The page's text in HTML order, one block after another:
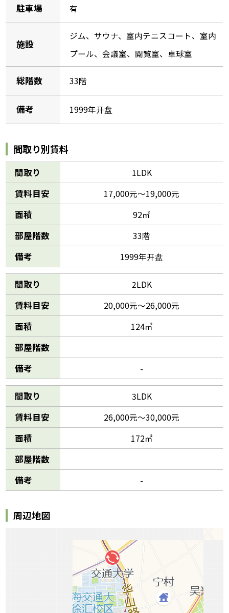
駐車場 有
施設
ジム、サウナ、室内テニスコート、室内
プール、会議室、閲覧室、卓球室
総階数 33階
備考 1999年开盘
間取り別賃料
間取り 1LDK
賃料目安 17,000元～19,000元
面積 92㎡
部屋階数 33階
備考 1999年开盘
間取り 2LDK
賃料目安 20,000元～26,000元
面積 124㎡
部屋階数
備考
-
間取り 3LDK
賃料目安 26,000元～30,000元
面積 172㎡
部屋階数
備考
-
周辺地図